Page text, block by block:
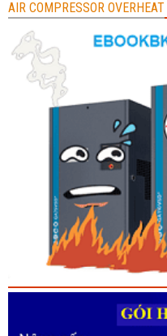
AIR COMPRESSOR OVERHEAT